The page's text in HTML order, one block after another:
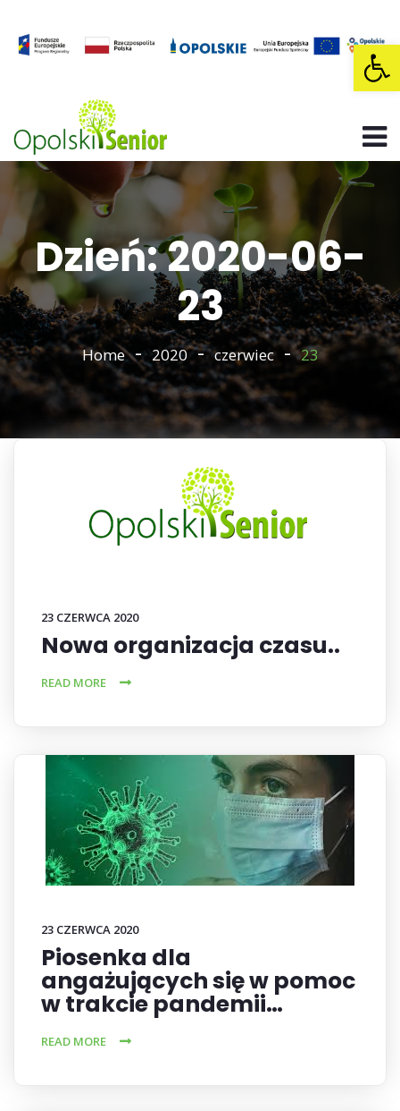
Dzień: 2020-06-
23
Home 2020 czerwiec 23
23 CZERWCA 2020
Nowa organizacja czasu..
READ MORE
23 CZERWCA 2020
Piosenka dla
angażujących się w pomoc
w trakcie pandemii…
READ MORE